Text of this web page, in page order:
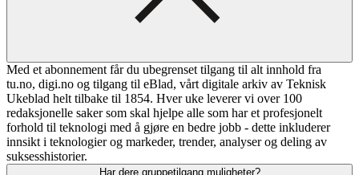
Med et abonnement får du ubegrenset tilgang til alt innhold fra
tu.no, digi.no og tilgang til eBlad, vårt digitale arkiv av Teknisk
Ukeblad helt tilbake til 1854. Hver uke leverer vi over 100
redaksjonelle saker som skal hjelpe alle som har et profesjonelt
forhold til teknologi med å gjøre en bedre jobb - dette inkluderer
innsikt i teknologier og markeder, trender, analyser og deling av
suksesshistorier.
Har dere gruppetilgang muligheter?